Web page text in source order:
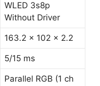
WLED 3s8p
Without Driver
163.2 x 102 x 2.2
5/15 ms
Parallel RGB (1 ch